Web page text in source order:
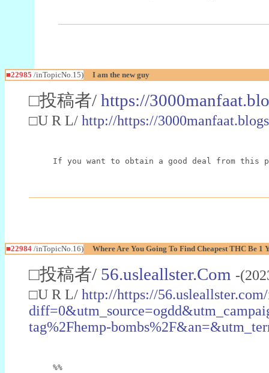
■22985 /inTopicNo.15) I am the new guy
□投稿者/ https://
□U R L/ http://https://
If you want to obtain a good deal from this
■22984 /inTopicNo.16) Where Are You Going To Find Cheapest THC Be 1
□投稿者/ 56.usleallster.Com -
□U R L/ http://https://
tag%2Fhemp-
%%